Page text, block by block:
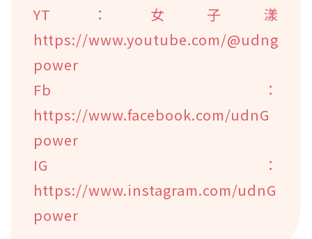
YT：女子漾
https://www.youtube.com/@udng
power
Fb：
https://www.facebook.com/udnG
power
IG：
https://www.instagram.com/udnG
power